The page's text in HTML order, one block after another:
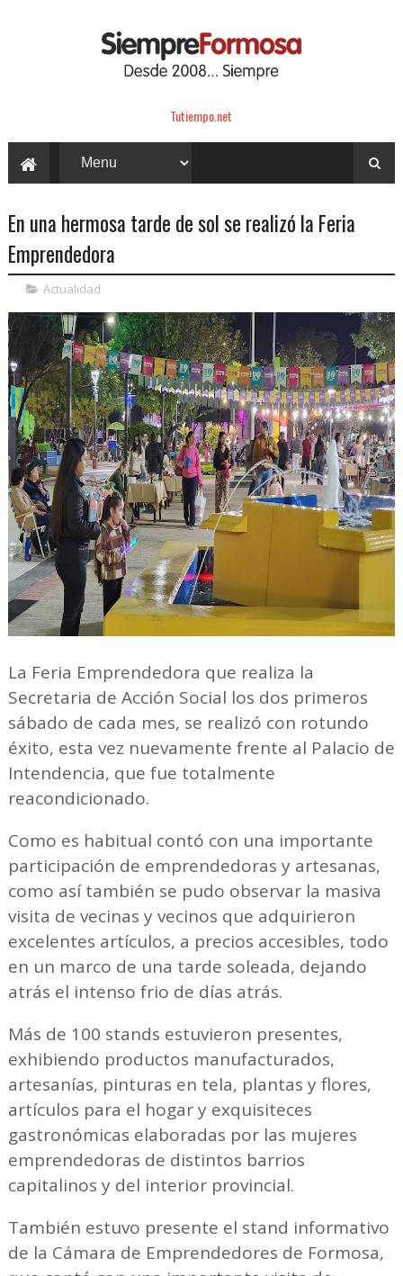
Tutiempo.net
En una hermosa tarde de sol se realizó la Feria
Emprendedora
Actualidad
La Feria Emprendedora que realiza la
Secretaria de Acción Social los dos primeros
sábado de cada mes, se realizó con rotundo
éxito, esta vez nuevamente frente al Palacio de
Intendencia, que fue totalmente
reacondicionado.
Como es habitual contó con una importante
participación de emprendedoras y artesanas,
como así también se pudo observar la masiva
visita de vecinas y vecinos que adquirieron
excelentes artículos, a precios accesibles, todo
en un marco de una tarde soleada, dejando
atrás el intenso frio de días atrás.
Más de 100 stands estuvieron presentes,
exhibiendo productos manufacturados,
artesanías, pinturas en tela, plantas y flores,
artículos para el hogar y exquisiteces
gastronómicas elaboradas por las mujeres
emprendedoras de distintos barrios
capitalinos y del interior provincial.
También estuvo presente el stand informativo
de la Cámara de Emprendedores de Formosa,